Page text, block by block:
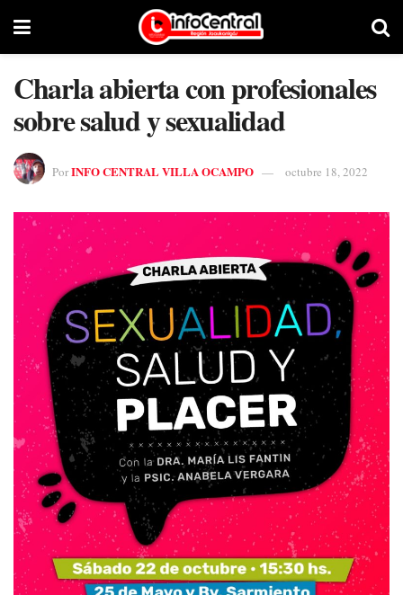
Charla abierta con profesionales
sobre salud y sexualidad
PorINFO CENTRAL VILLA OCAMPO octubre 18, 2022